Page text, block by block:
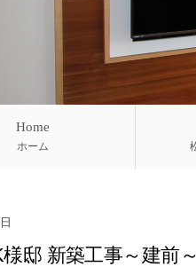
Home
ホーム
邸 新築工事～建前～